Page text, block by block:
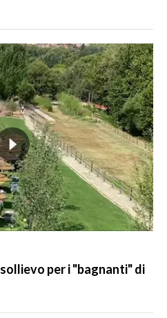
sollievo per i "bagnanti" di